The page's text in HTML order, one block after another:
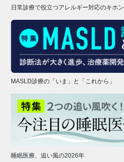
日常診療で役立つアレルギー対応のキホン
MASLD診療の「いま」と「これから」
睡眠医療、追い風の2026年